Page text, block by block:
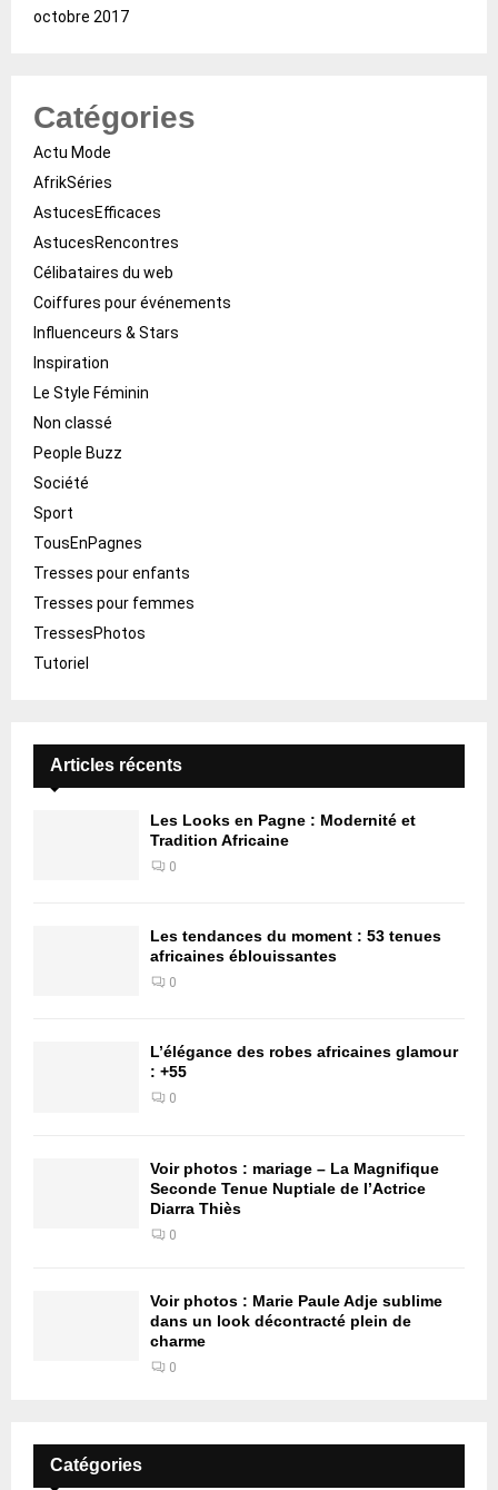
octobre 2017
Catégories
Actu Mode
AfrikSéries
AstucesEfficaces
AstucesRencontres
Célibataires du web
Coiffures pour événements
Influenceurs & Stars
Inspiration
Le Style Féminin
Non classé
People Buzz
Société
Sport
TousEnPagnes
Tresses pour enfants
Tresses pour femmes
TressesPhotos
Tutoriel
Articles récents
Les Looks en Pagne : Modernité et
Tradition Africaine
0
Les tendances du moment : 53 tenues
africaines éblouissantes
0
L’élégance des robes africaines glamour
: +55
0
Voir photos : mariage – La Magnifique
Seconde Tenue Nuptiale de l’Actrice
Diarra Thiès
0
Voir photos : Marie Paule Adje sublime
dans un look décontracté plein de
charme
0
Catégories